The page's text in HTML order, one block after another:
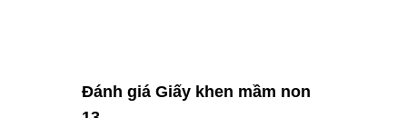
Đánh giá Giấy khen mầm non